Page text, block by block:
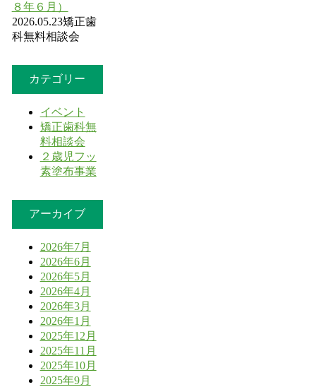
８年６月）
2026.05.23矯正歯
科無料相談会
カテゴリー
イベント
矯正歯科無
料相談会
２歳児フッ
素塗布事業
アーカイブ
2026年7月
2026年6月
2026年5月
2026年4月
2026年3月
2026年1月
2025年12月
2025年11月
2025年10月
2025年9月